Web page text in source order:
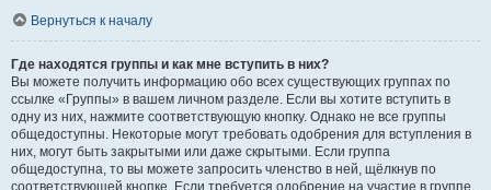
Вернуться к началу
Где находятся группы и как мне вступить в них?
Вы можете получить информацию обо всех существующих группах по
ссылке «Группы» в вашем личном разделе. Если вы хотите вступить в
одну из них, нажмите соответствующую кнопку. Однако не все группы
общедоступны. Некоторые могут требовать одобрения для вступления в
них, могут быть закрытыми или даже скрытыми. Если группа
общедоступна, то вы можете запросить членство в ней, щёлкнув по
соответствующей кнопке. Если требуется одобрение на участие в группе,